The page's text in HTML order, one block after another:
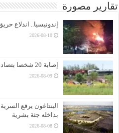
تقارير مصورة
إندونيسيا.. اندلاع
2026-08-10
إصابة 20 شخصا بتصادم قطارين في كرواتيا
2026-08-09
البنتاغون يرفع
بداخله جثة بشرية
2026-08-08